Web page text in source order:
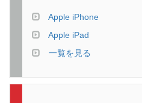
Apple iPhone
Apple iPad
一覧を見る